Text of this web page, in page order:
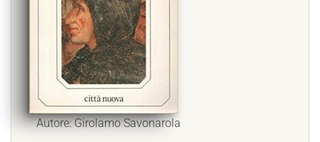
Autore: Girolamo Savonarola